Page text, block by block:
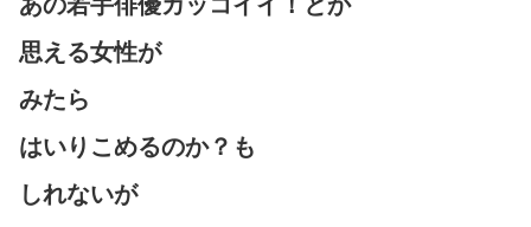
思える女性が
みたら
はいりこめるのか？も
しれないが